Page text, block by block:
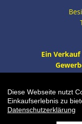
Ein
Diese Webseite nutzt
Einkaufserlebnis zu
Datenschutzerklärung